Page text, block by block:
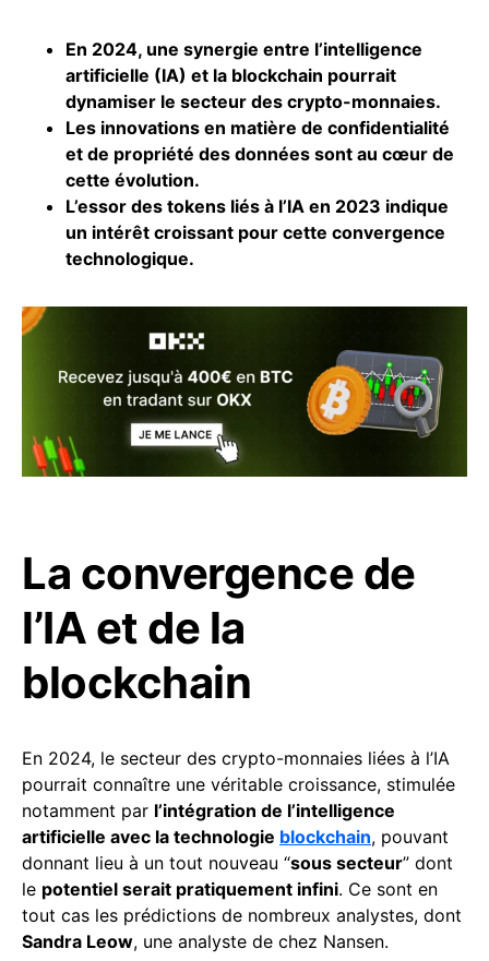
En 2024, une synergie entre l’intelligence
artificielle (IA) et la blockchain pourrait
dynamiser le secteur des crypto-monnaies.
Les innovations en matière de confidentialité
et de propriété des données sont au cœur de
cette évolution.
L’essor des tokens liés à l’IA en 2023 indique
un intérêt croissant pour cette convergence
technologique.
La convergence de
l’IA et de la
blockchain
En 2024, le secteur des crypto-monnaies liées à l’IA
pourrait connaître une véritable croissance, stimulée
notamment par l’intégration de l’intelligence
artificielle avec la technologie blockchain, pouvant
donnant lieu à un tout nouveau “sous secteur” dont
le potentiel serait pratiquement infini. Ce sont en
tout cas les prédictions de nombreux analystes, dont
Sandra Leow, une analyste de chez Nansen.